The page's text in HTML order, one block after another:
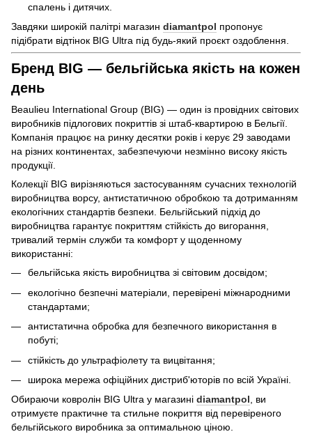
спалень і дитячих.
Завдяки широкій палітрі магазин diamantpol пропонує
підібрати відтінок BIG Ultra під будь-який проєкт оздоблення.
Бренд BIG — бельгійська якість на кожен
день
Beaulieu International Group (BIG) — один із провідних світових
виробників підлогових покриттів зі штаб-квартирою в Бельгії.
Компанія працює на ринку десятки років і керує 29 заводами
на різних континентах, забезпечуючи незмінно високу якість
продукції.
Колекції BIG вирізняються застосуванням сучасних технологій
виробництва ворсу, антистатичною обробкою та дотриманням
екологічних стандартів безпеки. Бельгійський підхід до
виробництва гарантує покриттям стійкість до вигорання,
тривалий термін служби та комфорт у щоденному
використанні:
бельгійська якість виробництва зі світовим досвідом;
екологічно безпечні матеріали, перевірені міжнародними
стандартами;
антистатична обробка для безпечного використання в
побуті;
стійкість до ультрафіолету та вицвітання;
широка мережа офіційних дистриб'юторів по всій Україні.
Обираючи ковролін BIG Ultra у магазині diamantpol, ви
отримуєте практичне та стильне покриття від перевіреного
бельгійського виробника за оптимальною ціною.